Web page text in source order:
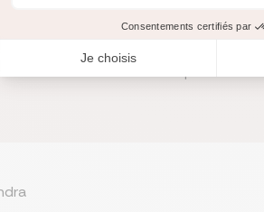
d’une surprime pour compenser
du prix, des solutions sont possibles
connaissez votre conseiller depuis
le fait d’utiliser un comparateur en